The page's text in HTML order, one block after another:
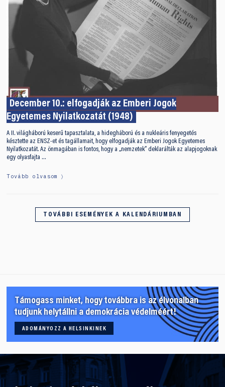
December 10.: elfogadják az Emberi Jogok
Egyetemes Nyilatkozatát (1948)
A II. világháború keserű tapasztalata, a hidegháború és a nukleáris fenyegetés
késztette az ENSZ-et és tagállamait, hogy elfogadják az Emberi Jogok Egyetemes
Nyilatkozatát. Az önmagában is fontos, hogy a „nemzetek” deklarálták az alapjogoknak
egy olyasfajta …
Tovább olvasom
TOVÁBBI ESEMÉNYEK A KALENDÁRIUMBAN
Támogass minket, hogy továbbra is az élvonalban
tudjunk helytállni a demokrácia védelméért!
ADOMÁNYOZZ A HELSINKINEK